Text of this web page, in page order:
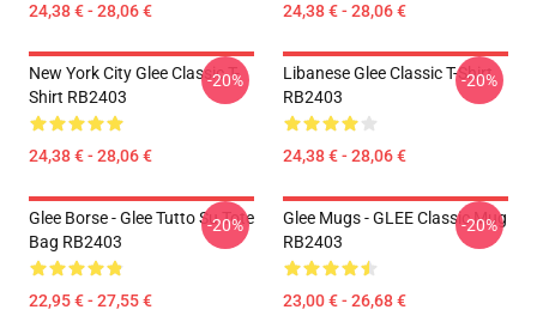
24,38 € - 28,06 € 24,38 € - 28,06 €
New York City Glee Classic T-
Shirt RB2403
24,38 € - 28,06 €
-20%
Libanese Glee Classic T-Shirt
RB2403
24,38 € - 28,06 €
-20%
Glee Borse - Glee Tutto Su Tote
Bag RB2403
22,95 € - 27,55 €
-20%
Glee Mugs - GLEE Classic Mug
RB2403
23,00 € - 26,68 €
-20%